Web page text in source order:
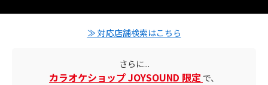
対応店舗とクーポン情報
≫ 対応店舗検索はこちら
さらに...
カラオケショップ JOYSOUND 限定 で、